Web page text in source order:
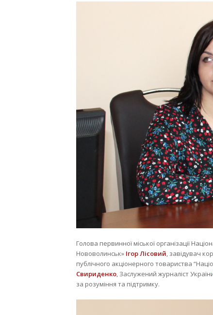
Голова первинної міської організації
Нововолинськ» Ігор Лісовий, завідувач
публічного акціонерного товариства
Свириденко, Заслужений журналіст
за розуміння та підтримку.